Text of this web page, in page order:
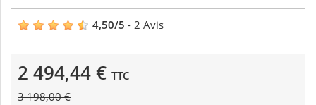
4,50/5 - 2 Avis
2 494,44 € TTC
3 198,00 €